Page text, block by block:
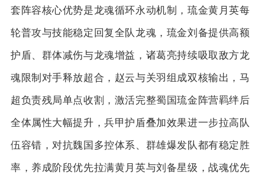
套阵容核心优势是龙魂循环永动机制，琉金黄月英每
轮普攻与技能稳定回复全队龙魂，琉金刘备提供高额
护盾、群体减伤与龙魂增益，诸葛亮持续吸取敌方龙
魂限制对手释放超合，赵云与关羽组成双核输出，马
超负责残局单点收割，激活完整蜀国琉金阵营羁绊后
全体属性大幅提升，兵甲护盾叠加效果进一步拉高队
伍容错，对抗魏国多控体系、群雄爆发队都有稳定胜
率，养成阶段优先拉满黄月英与刘备星级，战魂优先